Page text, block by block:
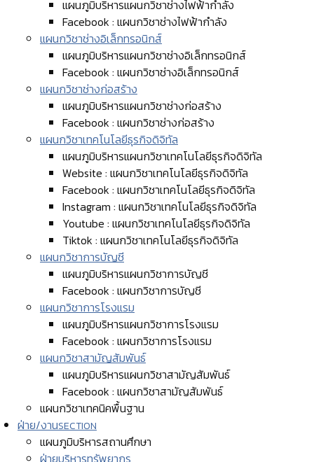
แผนภูมิบริหารแผนกวิชาช่างไฟฟ้ากำลัง
Facebook : แผนกวิชาช่างไฟฟ้ากำลัง
แผนกวิชาช่างอิเล็กทรอนิกส์
แผนภูมิบริหารแผนกวิชาช่างอิเล็กทรอนิกส์
Facebook : แผนกวิชาช่างอิเล็กทรอนิกส์
แผนกวิชาช่างก่อสร้าง
แผนภูมิบริหารแผนกวิชาช่างก่อสร้าง
Facebook : แผนกวิชาช่างก่อสร้าง
แผนกวิชาเทคโนโลยีธุรกิจดิจิทัล
แผนภูมิบริหารแผนกวิชาเทคโนโลยีธุรกิจดิจิทัล
Website : แผนกวิชาเทคโนโลยีธุรกิจดิจิทัล
Facebook : แผนกวิชาเทคโนโลยีธุรกิจดิจิทัล
Instagram : แผนกวิชาเทคโนโลยีธุรกิจดิจิทัล
Youtube : แผนกวิชาเทคโนโลยีธุรกิจดิจิทัล
Tiktok : แผนกวิชาเทคโนโลยีธุรกิจดิจิทัล
แผนกวิชาการบัญชี
แผนภูมิบริหารแผนกวิชาการบัญชี
Facebook : แผนกวิชาการบัญชี
แผนกวิชาการโรงแรม
แผนภูมิบริหารแผนกวิชาการโรงแรม
Facebook : แผนกวิชาการโรงแรม
แผนกวิชาสามัญสัมพันธ์
แผนภูมิบริหารแผนกวิชาสามัญสัมพันธ์
Facebook : แผนกวิชาสามัญสัมพันธ์
แผนกวิชาเทคนิคพื้นฐาน
ฝ่าย/งานSECTION
แผนภูมิบริหารสถานศึกษา
ฝ่ายบริหารทรัพยากร